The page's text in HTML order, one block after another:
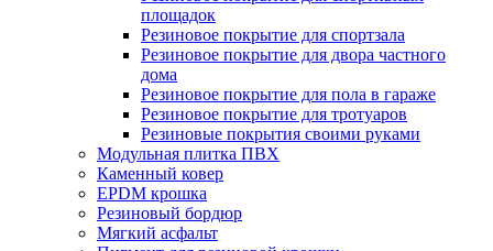
площадок
Резиновое покрытие для спортзала
Резиновое покрытие для двора частного
дома
Резиновое покрытие для пола в гараже
Резиновое покрытие для тротуаров
Резиновые покрытия своими руками
Модульная плитка ПВХ
Каменный ковер
EPDM крошка
Резиновый бордюр
Мягкий асфальт